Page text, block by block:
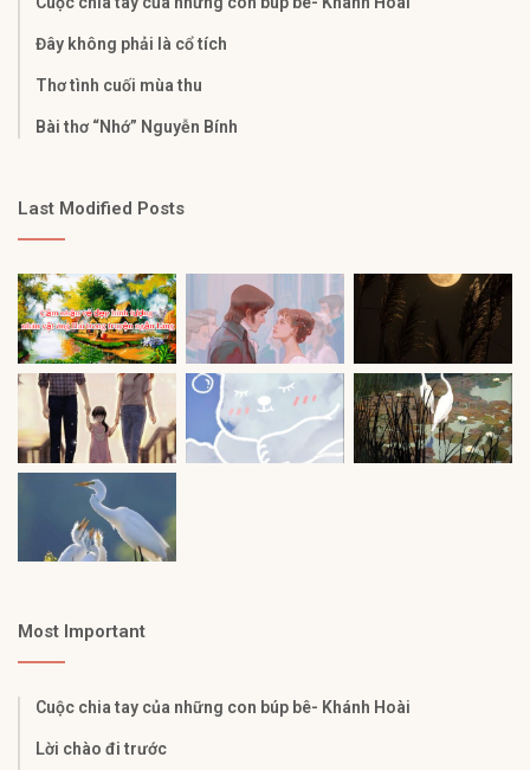
Đây không phải là cổ tích
Thơ tình cuối mùa thu
Bài thơ “Nhớ” Nguyễn Bính
Last Modified Posts
Most Important
Cuộc chia tay của những con búp bê- Khánh Hoài
Lời chào đi trước